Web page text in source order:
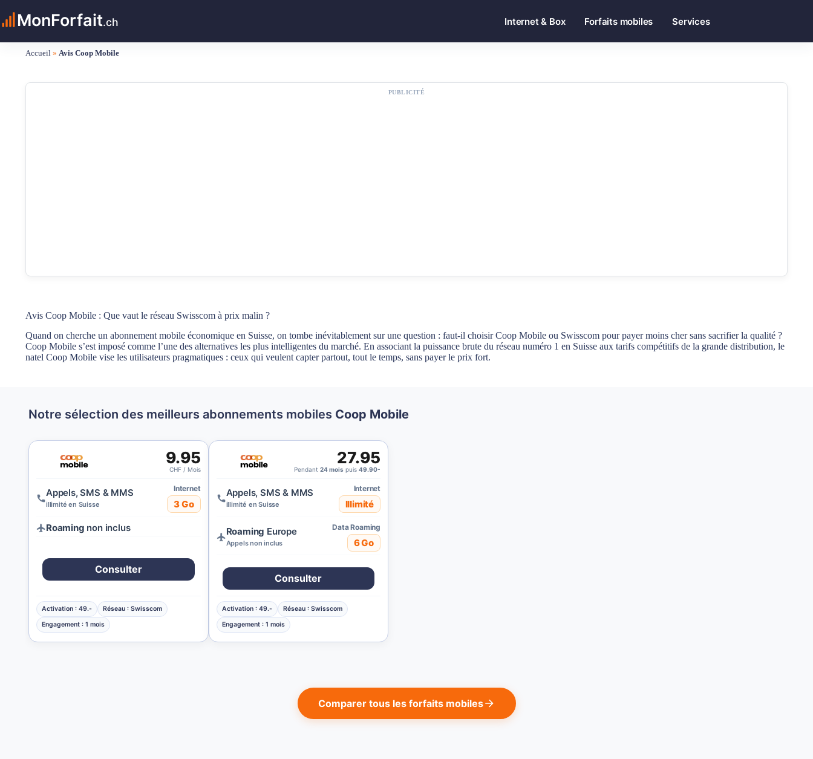
contenuMonForfait.ch Internet & Box Forfaits mobiles Services
Accueil » Avis Coop Mobile
PUBLICITÉ
Avis Coop Mobile : Que vaut le réseau Swisscom à prix malin ?
Quand on cherche un abonnement mobile économique en Suisse, on tombe inévitablement sur une question : faut-il choisir Coop Mobile ou Swisscom pour payer moins cher sans sacrifier la qualité ?
Coop Mobile s’est imposé comme l’une des alternatives les plus intelligentes du marché. En associant la puissance brute du réseau numéro 1 en Suisse aux tarifs compétitifs de la grande distribution, le
natel Coop Mobile vise les utilisateurs pragmatiques : ceux qui veulent capter partout, tout le temps, sans payer le prix fort.
Notre sélection des meilleurs abonnements mobiles Coop Mobile
9.95
CHF / Mois
Appels, SMS & MMS
illimité en Suisse
Internet
3 Go
Roaming non inclus
Consulter
Activation : 49.-
Réseau : Swisscom
Engagement : 1 mois
27.95
Pendant 24 mois puis 49.90-
Appels, SMS & MMS
illimité en Suisse
Internet
Illimité
Roaming Europe
Appels non inclus
Data Roaming
6 Go
Consulter
Activation : 49.-
Réseau : Swisscom
Engagement : 1 mois
Comparer tous les forfaits mobiles